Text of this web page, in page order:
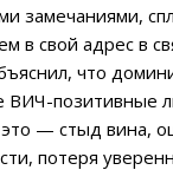
замечаниями,
в свой адрес в
что
ВИЧ-позитивные
это — стыд вина,
потеря